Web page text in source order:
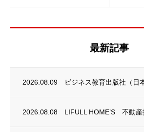
最新記事
2026.08.09
2026.08.08